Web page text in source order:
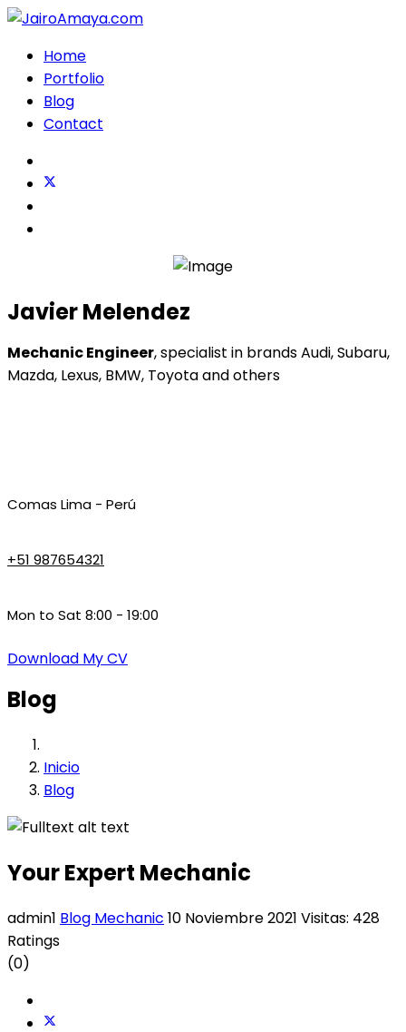
Home
Portfolio
Blog
Contact
Javier Melendez
Mechanic Engineer, specialist in brands Audi, Subaru,
Mazda, Lexus, BMW, Toyota and others
Comas Lima - Perú
+51 987654321
Mon to Sat 8:00 - 19:00
Download My CV
Blog
Inicio
Blog
Your Expert Mechanic
admin1 Blog Mechanic 10 Noviembre 2021 Visitas: 428
Ratings
(0)